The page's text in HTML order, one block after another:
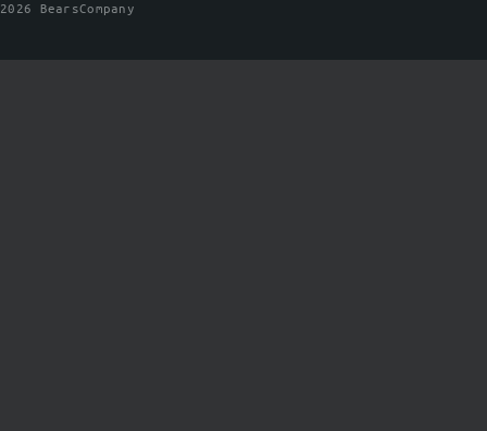
2026 BearsCompany